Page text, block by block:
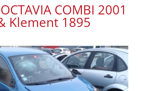
COMBI 2001
Klement 1895